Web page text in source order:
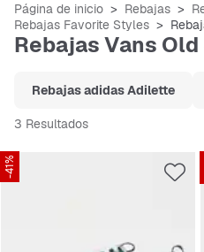
Página de inicio Rebajas
Rebajas Favorite Styles
Rebajas Vans
Rebajas adidas Adilette
3 Resultados
-41%